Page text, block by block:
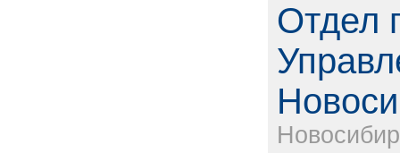
Отдел